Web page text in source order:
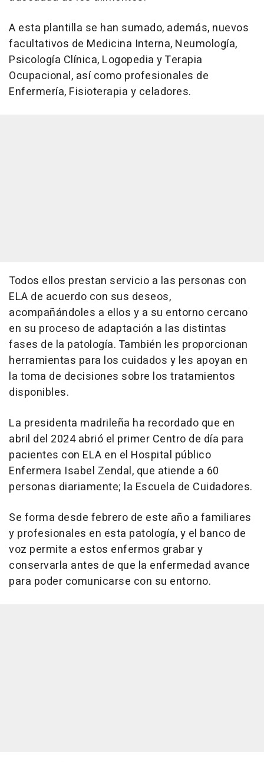
A esta plantilla se han sumado, además, nuevos
facultativos de Medicina Interna, Neumología,
Psicología Clínica, Logopedia y Terapia
Ocupacional, así como profesionales de
Enfermería, Fisioterapia y celadores.
Todos ellos prestan servicio a las personas con
ELA de acuerdo con sus deseos,
acompañándoles a ellos y a su entorno cercano
en su proceso de adaptación a las distintas
fases de la patología. También les proporcionan
herramientas para los cuidados y les apoyan en
la toma de decisiones sobre los tratamientos
disponibles.
La presidenta madrileña ha recordado que en
abril del 2024 abrió el primer Centro de día para
pacientes con ELA en el Hospital público
Enfermera Isabel Zendal, que atiende a 60
personas diariamente; la Escuela de Cuidadores.
Se forma desde febrero de este año a familiares
y profesionales en esta patología, y el banco de
voz permite a estos enfermos grabar y
conservarla antes de que la enfermedad avance
para poder comunicarse con su entorno.